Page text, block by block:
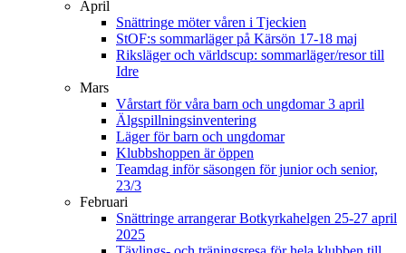
April
Snättringe möter våren i Tjeckien
StOF:s sommarläger på Kärsön 17-18 maj
Riksläger och världscup: sommarläger/resor till
Idre
Mars
Vårstart för våra barn och ungdomar 3 april
Älgspillningsinventering
Läger för barn och ungdomar
Klubbshoppen är öppen
Teamdag inför säsongen för junior och senior,
23/3
Februari
Snättringe arrangerar Botkyrkahelgen 25-27 april
2025